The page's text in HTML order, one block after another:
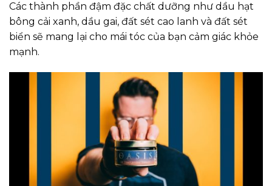
Các thành phần đậm đặc chất dưỡng như dầu hạt
bông cải xanh, dầu gai, đất sét cao lanh và đất sét
biển sẽ mang lại cho mái tóc của bạn cảm giác khỏe
mạnh.